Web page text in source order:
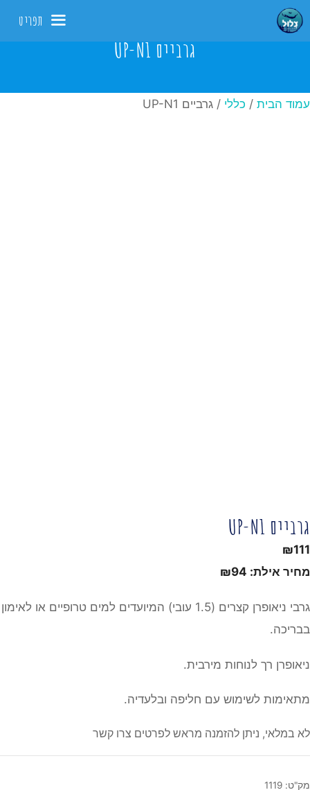
לדלג
לתוכן
תפריט
גרביים UP-N1
עמוד הבית / כללי / גרביים UP-N1
גרביים UP-N1
₪111
מחיר אילת:
₪94
גרבי ניאופרן קצרים (1.5 עובי) המיועדים למים טרופיים או לאימון
בבריכה.
ניאופרן רך לנוחות מירבית.
מתאימות לשימוש עם חליפה ובלעדיה.
לא במלאי, ניתן להזמנה מראש לפרטים צרו קשר
מק"ט: 1119